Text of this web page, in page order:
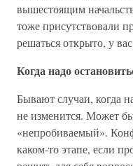
вышестоящим
тоже присутствовали
решаться открыто, у
Когда надо
Бывают случаи, когда
не изменится. Может
«непробиваемый».
каком-то этапе, если